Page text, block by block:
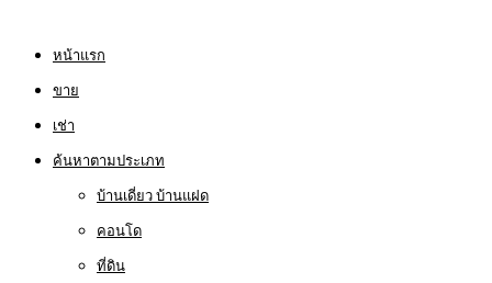
หน้าแรก
ขาย
เช่า
ค้นหาตามประเภท
บ้านเดี่ยว บ้านแฝด
คอนโด
ที่ดิน